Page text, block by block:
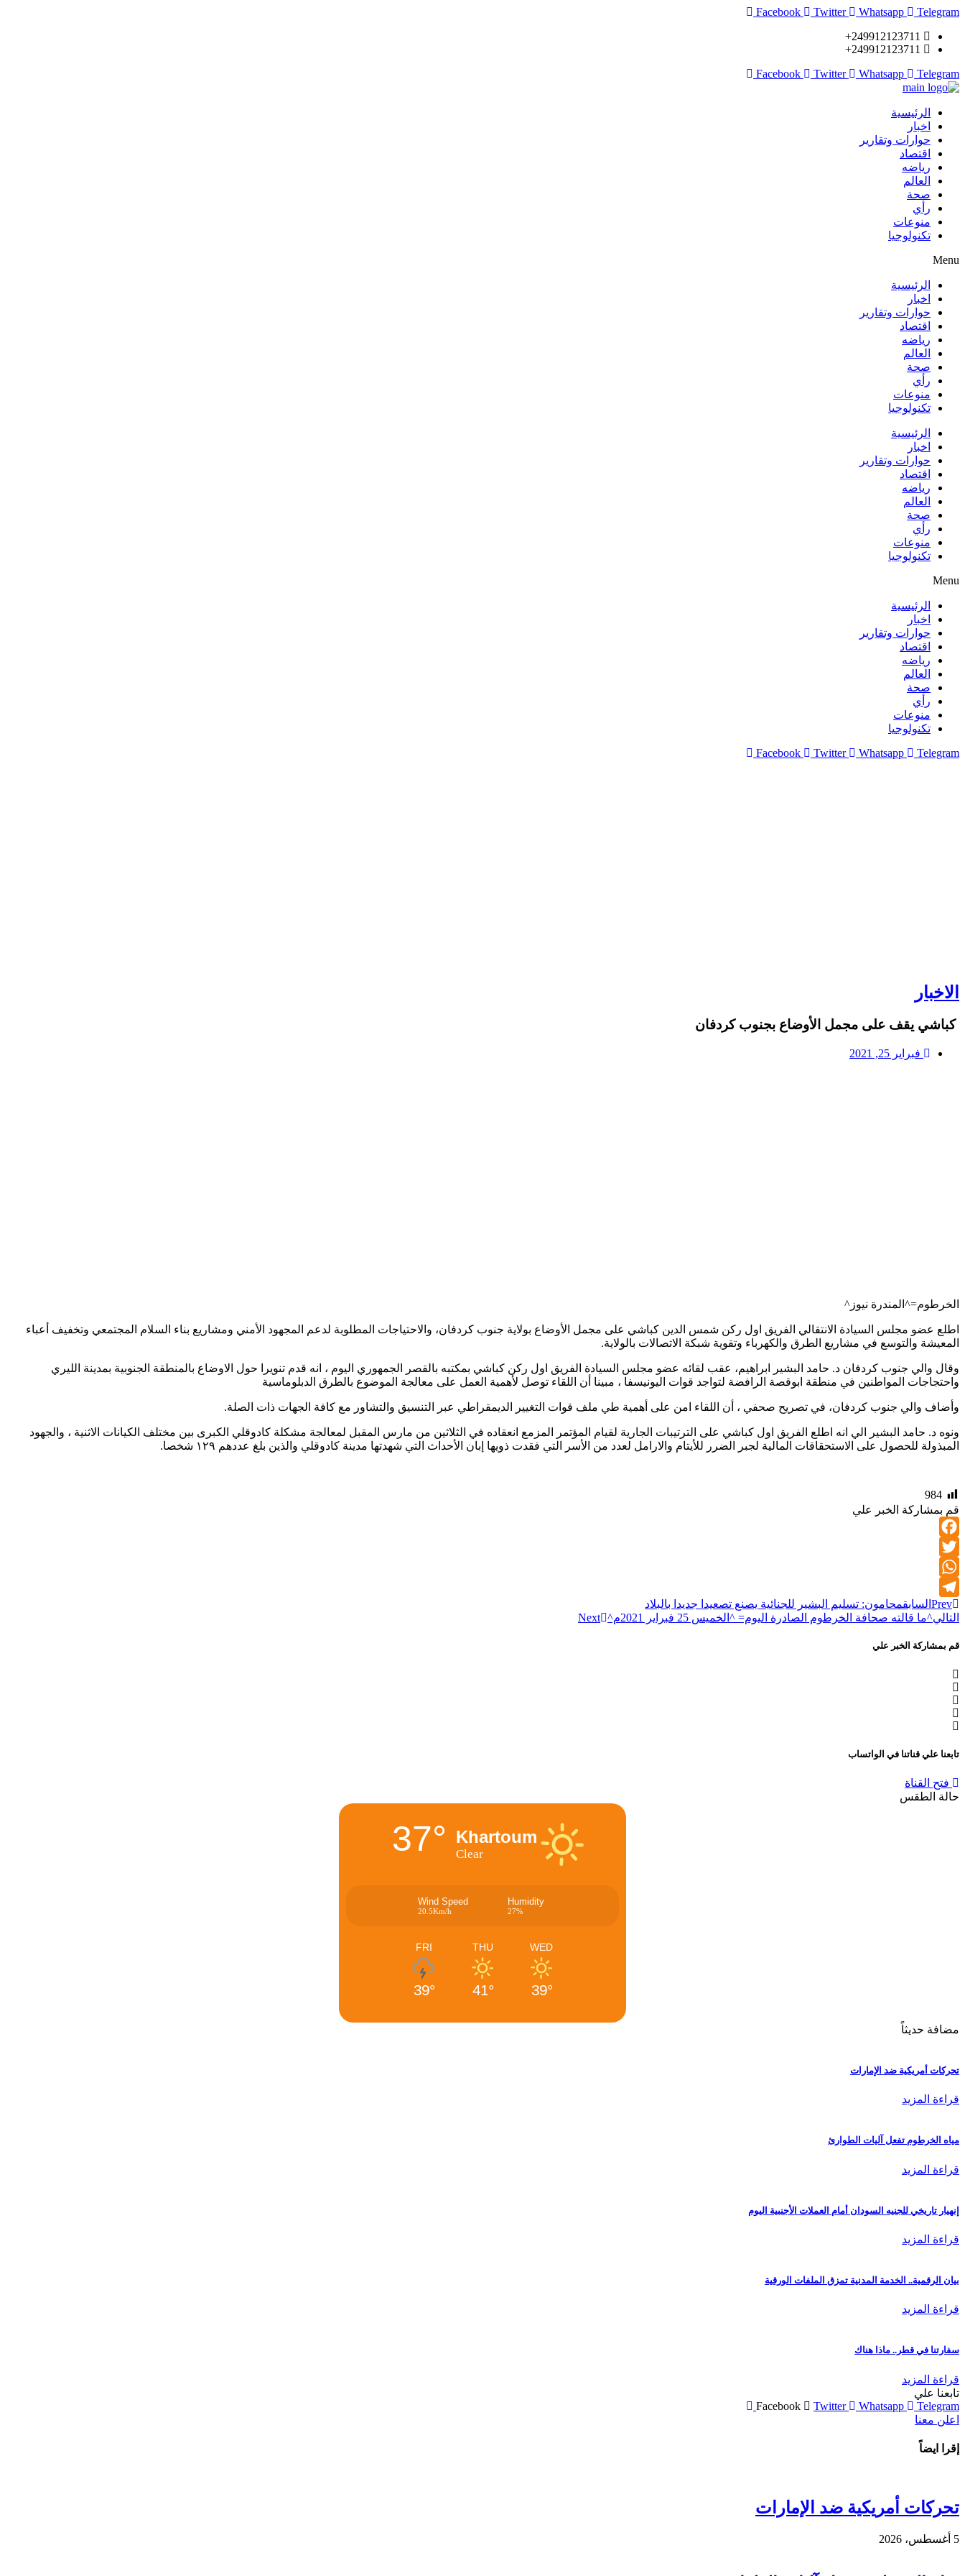
Facebook Twitter Whatsapp
Telegram
249912123711+
249912123711+
Facebook
Twitter Whatsapp Telegram
الرئيسية
اخبار
حوارات وتقارير
اقتصاد
رياضه
العالم
صحة
رأي
منوعات
تكنولوجيا
Menu
الرئيسية
اخبار
حوارات وتقارير
اقتصاد
رياضه
العالم
صحة
رأي
منوعات
تكنولوجيا
الرئيسية
اخبار
حوارات وتقارير
اقتصاد
رياضه
العالم
صحة
رأي
منوعات
تكنولوجيا
Menu
الرئيسية
اخبار
حوارات وتقارير
اقتصاد
رياضه
العالم
صحة
رأي
منوعات
تكنولوجيا
Facebook
Twitter Whatsapp Telegram
الاخبار
كباشي يقف على مجمل الأوضاع بجنوب كردفان
فبراير 25, 2021
الخرطوم=^المندرة نيوز^
اطلع عضو مجلس السيادة الانتقالي الفريق اول ركن شمس الدين كباشي على مجمل الأوضاع بولاية جنوب كردفان، والاحتياجات المطلوبة لدعم المجهود الأمني ومشاريع بناء السلام المجتمعي وتخفيف أعباء
المعيشة والتوسع في مشاريع الطرق والكهرباء وتقوية شبكة الاتصالات بالولاية.
وقال والي جنوب كردفان د. حامد البشير ابراهيم، عقب لقائه عضو مجلس السيادة الفريق اول ركن كباشي بمكتبه بالقصر الجمهوري اليوم ، انه قدم تنويرا حول الاوضاع بالمنطقة الجنوبية بمدينة الليري
واحتجاجات المواطنين في منطقة ابوقصة الرافضة لتواجد قوات اليونيسفا ، مبينا أن اللقاء توصل لأهمية العمل على معالجة الموضوع بالطرق الدبلوماسية
وأضاف والي جنوب كردفان، في تصريح صحفي ، أن اللقاء امن على أهمية طي ملف قوات التغيير الديمقراطي عبر التنسيق والتشاور مع كافة الجهات ذات الصلة.
ونوه د. حامد البشير الي انه اطلع الفريق اول كباشي على الترتيبات الجارية لقيام المؤتمر المزمع انعقاده في الثلاثين من مارس المقبل لمعالجة مشكلة كادوقلي الكبرى بين مختلف الكيانات الاثنية ، والجهود
المبذولة للحصول على الاستحقاقات المالية لجبر الضرر للأيتام والارامل لعدد من الأسر التي فقدت ذويها إبان الأحداث التي شهدتها مدينة كادوقلي والذين بلغ عددهم ١٢٩ شخصا.
984
قم بمشاركة الخبر علي
Facebook
Twitter
WhatsApp
Telegram
Prev السابقمحامون: تسليم البشير للجنائية يصنع تصعيدا جديدا بالبلاد
التالي^ما قالته صحافة الخرطوم الصادرة اليوم= ^الخميس 25 فبراير 2021م^ Next
قم بمشاركة الخبر علي
تابعنا علي قناتنا في الواتساب
فتح القناة
حالة الطقس
Khartoum
Clear
37°
Humidity
27%
Wind Speed
20.5Km/h
WED
39°
THU
41°
FRI
39°
مضافة حديثاً
تحركات أمريكية ضد الإمارات
قراءة المزيد
مياه الخرطوم تفعل آليات الطوارئ
قراءة المزيد
إنهيار تاريخي للجنيه السودان أمام العملات الأجنبية اليوم
قراءة المزيد
بيان الرقمية.. الخدمة المدنية تمزق الملفات الورقية
قراءة المزيد
سفارتنا في قطر.. ماذا هناك
قراءة المزيد
تابعنا علي
Facebook
Twitter Whatsapp
Telegram
اعلن معنا
إقرا ايضاً
تحركات أمريكية ضد الإمارات
5 أغسطس، 2026